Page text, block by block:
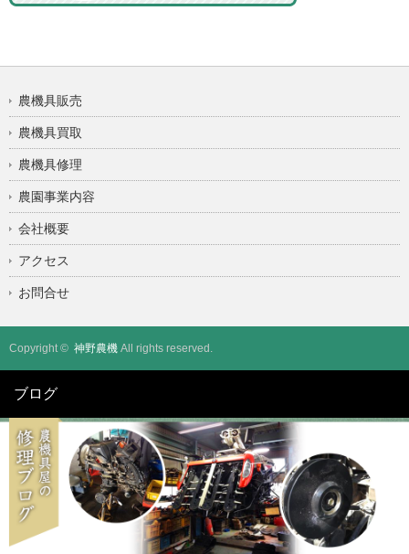
農機具販売
農機具買取
農機具修理
農園事業内容
会社概要
アクセス
お問合せ
Copyright © 神野農機 All rights reserved.
ブログ